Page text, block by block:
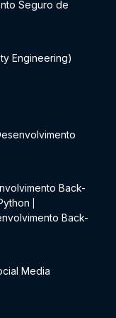
Seguro de
Engineering)
Back-
Back-
Media